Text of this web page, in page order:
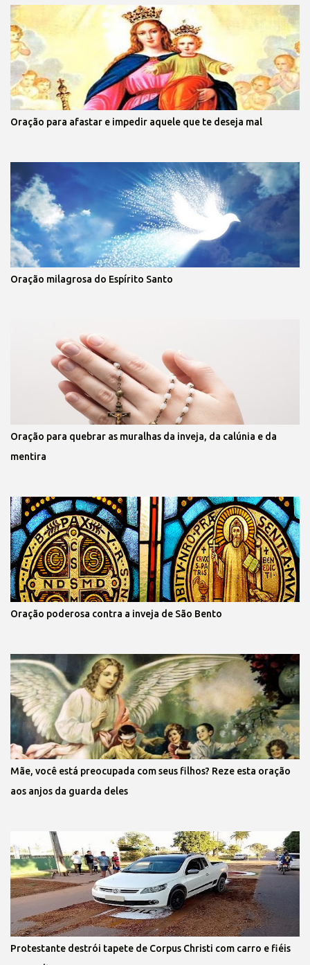
Oração para afastar e impedir aquele que te deseja mal
Oração milagrosa do Espírito Santo
Oração para quebrar as muralhas da inveja, da calúnia e da
mentira
Oração poderosa contra a inveja de São Bento
Mãe, você está preocupada com seus filhos? Reze esta oração
aos anjos da guarda deles
Protestante destrói tapete de Corpus Christi com carro e fiéis